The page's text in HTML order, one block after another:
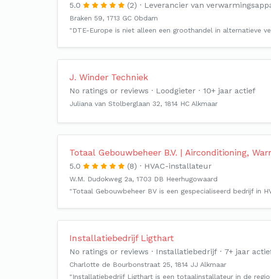
5.0 (2) Leverancier van
Braken 59, 1713 GC Obdam
"DTE-Europe is niet alleen een groothandel in alternatieve
J. Winder Techniek
No ratings or reviews Loodgieter 10+ jaar actief
Juliana van Stolberglaan 32, 1814 HC Alkmaar
Totaal Gebouwbeheer B.V. | Airconditioning,
5.0 (8) HVAC-installateur
W.M. Dudokweg 2a, 1703 DB Heerhugowaard
"Totaal Gebouwbeheer BV is een gespecialiseerd bedrijf in
Installatiebedrijf Ligthart
No ratings or reviews Installatiebedrijf 7+ jaar
Charlotte de Bourbonstraat 25, 1814 JJ Alkmaar
"Installatiebedrijf Ligthart is een totaalinstallateur in de